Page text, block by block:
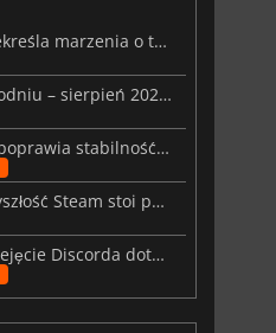
Wyciek ceny Steam Frame przekreśla marzenia o tanim zestawie VR
Premiery gier wideo w tym tygodniu – sierpień 2026 r. (32. tydzień)
Nowa aktualizacja w Palworld poprawia stabilność Sunreach i walk z bossami
Projekt Helix znów w grze, przyszłość Steam stoi pod znakiem zapytania
Złośliwe oprogramowanie i przejęcie Discorda dotknęły Meccha Chameleon